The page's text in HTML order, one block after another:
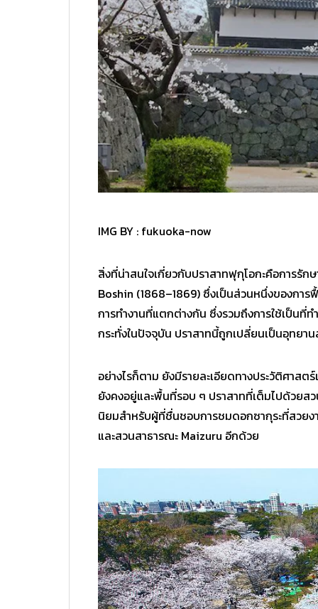
IMG BY : fukuoka-now
สิ่งที่น่าสนใจเกี่ยวกับปราสาทฟุกุโอกะคือการรั
Boshin (1868–1869) ซึ่งเป็นส่วนหนึ่งของการ
การทำงานที่แตกต่างกัน ซึ่งรวมถึงการใช้เป็น
กระทั่งในปัจจุบัน ปราสาทนี้ถูกเปลี่ยนเป็นอุทยา
อย่างไรก็ตาม ยังมีรายละเอียดทางประวัติศาส
ยังคงอยู่และพื้นที่รอบ ๆ ปราสาทที่เต็มไปด้วยส
นิยมสำหรับผู้ที่ชื่นชอบการชมดอกซากุระที่สวยง
และสวนสาธารณะ Maizuru อีกด้วย